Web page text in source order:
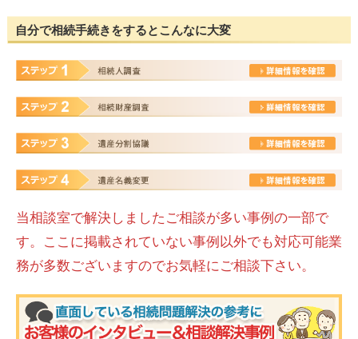
自分で相続手続きをするとこんなに大変
当相談室で解決しましたご相談が多い事例の一部で
す。ここに掲載されていない事例以外でも対応可能業
務が多数ございますのでお気軽にご相談下さい。